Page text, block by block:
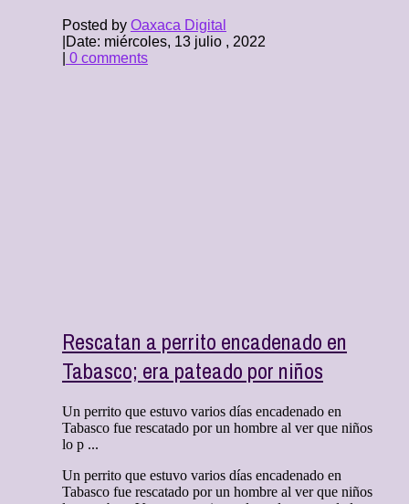
Posted by Oaxaca Digital
Date: miércoles, 13 julio , 2022
0 comments
Rescatan a perrito encadenado en
Tabasco; era pateado por niños
Un perrito que estuvo varios días encadenado en
Tabasco fue rescatado por un hombre al ver que niños
lo p ...
Un perrito que estuvo varios días encadenado en
Tabasco fue rescatado por un hombre al ver que niños